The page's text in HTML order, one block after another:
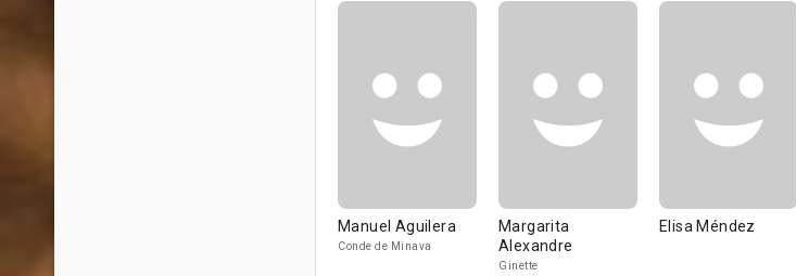
Manuel Aguilera
Conde de Minava
Margarita
Alexandre
Ginette
Elisa Méndez